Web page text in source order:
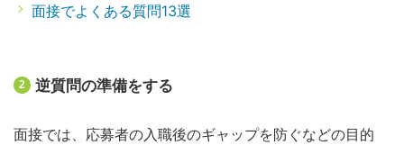
面接でよくある質問13選
2 逆質問の準備をする
面接では、応募者の入職後のギャップを防ぐなどの目的